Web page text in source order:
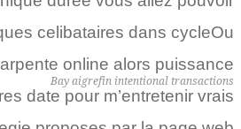
Bay aigrefin intentional transactions
celibataires dans cycleOu
online alors puissance
date pour m’entretenir vrais